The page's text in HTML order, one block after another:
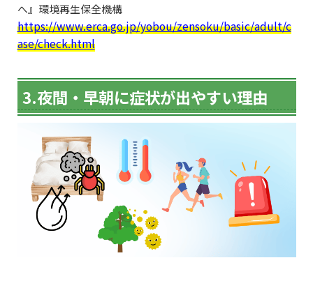
へ』環境再生保全機構
https://www.erca.go.jp/yobou/zensoku/basic/adult/c
ase/check.html
3.夜間・早朝に症状が出やすい理由